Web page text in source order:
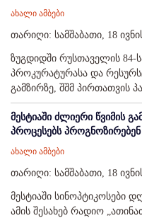
ახალი ამბები
თარიღი: სამშაბათი, 18
ზუგდიდში რუსთაველის 84-
პროკურატურასა და
გამზირზე, შშმ პირთათვის
მესტიაში ძლიერი წვიმის
პროცესებს პროგნოზირებენ
ახალი ამბები
თარიღი: სამშაბათი, 18
მესტიაში სინოპტიკოსები
ამის შესახებ რადიო